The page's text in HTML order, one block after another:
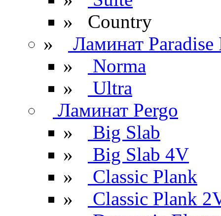
» Сountry
»
Ламинат Paradise
»
Norma
»
Ultra
Ламинат Pergo
»
Big Slab
»
Big Slab 4V
»
Classic Plank
»
Classic Plank